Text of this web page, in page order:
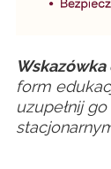
form
uzupełnij